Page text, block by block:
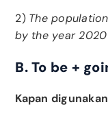
2) The
by the year 2020
B. To be +
Kapan digunakan